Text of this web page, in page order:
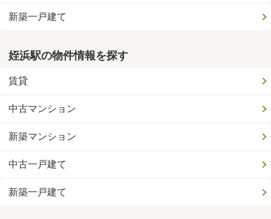
新築一戸建て
姪浜駅の物件情報を探す
賃貸
中古マンション
新築マンション
中古一戸建て
新築一戸建て